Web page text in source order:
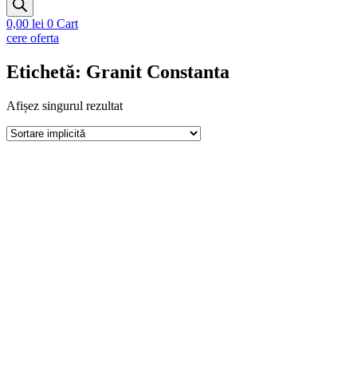
0,00 lei 0 Cart
cere oferta
Etichetă: Granit Constanta
Afișez singurul rezultat